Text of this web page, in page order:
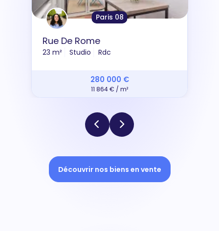
Paris 08
Rue De Rome
23 m² Studio Rdc
280 000 €
11 864 € / m²
Découvrir nos biens en vente